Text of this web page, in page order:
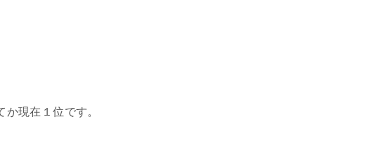
現在１位です。